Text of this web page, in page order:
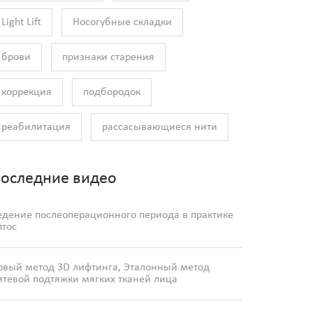
Light Lift Носогубные складки
брови признаки старения
коррекция подбородок
реабилитация рассасывающиеся нити
видео
послеоперационного периода в практике
метод 3D лифтинга, Эталонный метод
подтяжки мягких тканей лица